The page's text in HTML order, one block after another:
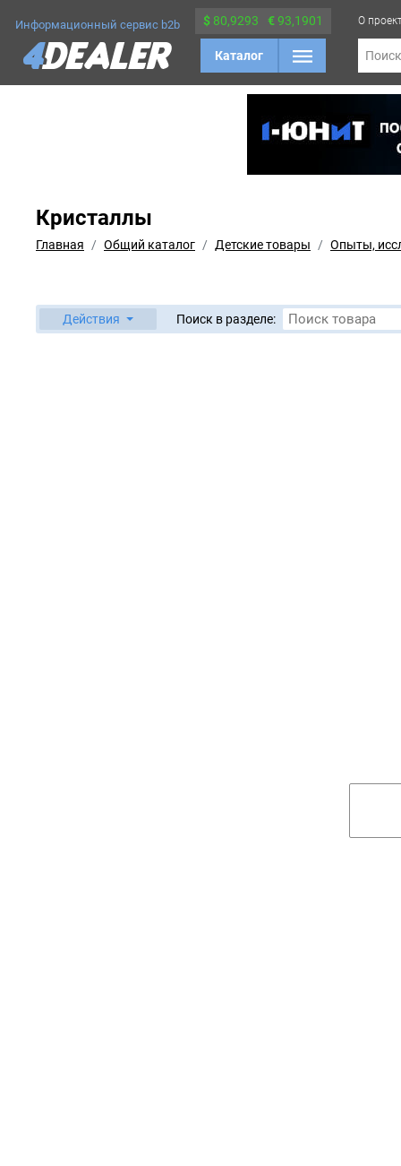
Информационный сервис b2b $ 80,9293 €93,1901
Каталог
О
Поиск
Кристаллы
Главная Общий каталог Детские товары Опыты,
Действия Поиск в разделе: